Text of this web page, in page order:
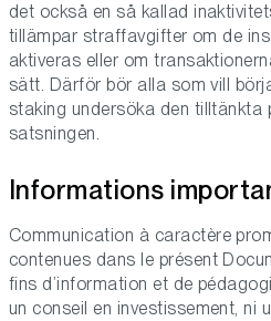
det också en så kallad
tillämpar straffavgifter om de
aktiveras eller om
sätt. Därför bör alla som vill
staking undersöka den
satsningen.
Informations
Communication à caractère
contenues dans le présent
fins d’information et de
un conseil en investissement, ni